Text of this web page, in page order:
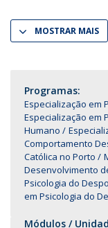
MOSTRAR MAIS
Programas:
Especialização em
Especialização em
Humano
Comportamento
Católica no Porto
Desenvolvimento
Psicologia do
em Psicologia do
Módulos /